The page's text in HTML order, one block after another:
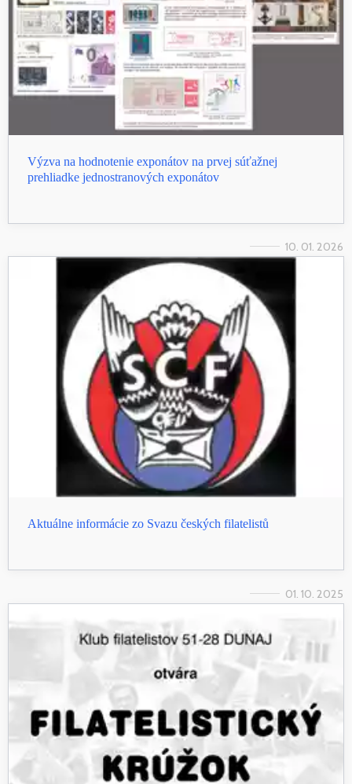
Výzva na hodnotenie exponátov na prvej súťažnej
prehliadke jednostranových exponátov
10. 01. 2026
Aktuálne informácie zo Svazu českých filatelistů
01. 10. 2025